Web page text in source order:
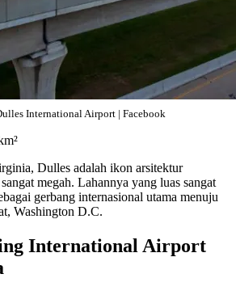
International Airport | Facebook
Dulles adalah ikon arsitektur
megah. Lahannya yang luas sangat
gerbang internasional utama menuju
Washington D.C.
International Airport